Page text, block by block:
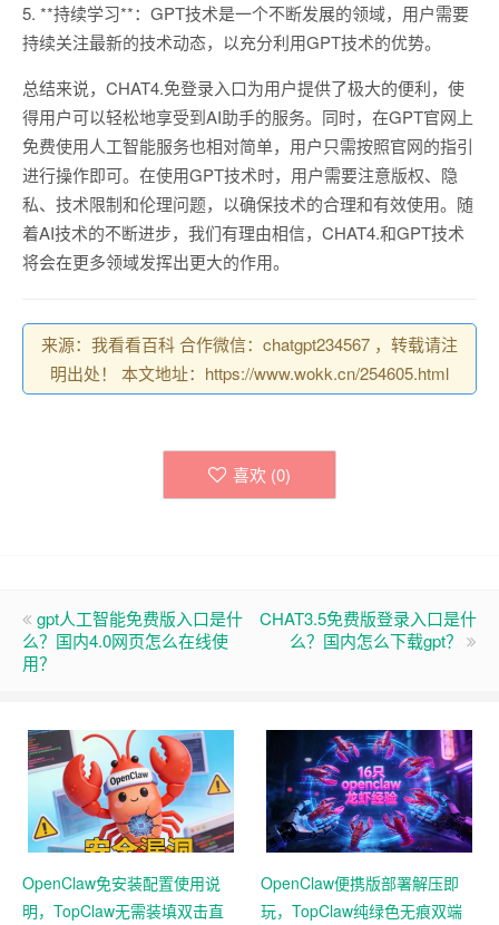
5. **持续学习**：GPT技术是一个不断发展的领域，用户需要
持续关注最新的技术动态，以充分利用GPT技术的优势。
总结来说，CHAT4.免登录入口为用户提供了极大的便利，使
得用户可以轻松地享受到AI助手的服务。同时，在GPT官网上
免费使用人工智能服务也相对简单，用户只需按照官网的指引
进行操作即可。在使用GPT技术时，用户需要注意版权、隐
私、技术限制和伦理问题，以确保技术的合理和有效使用。随
着AI技术的不断进步，我们有理由相信，CHAT4.和GPT技术
将会在更多领域发挥出更大的作用。
来源：我看看百科 合作微信：chatgpt234567 ，转载请注
明出处！ 本文地址：https://www.wokk.cn/254605.html
喜欢 (0)
gpt人工智能免费版入口是什
么？国内4.0网页怎么在线使
用？
CHAT3.5免费版登录入口是什
么？国内怎么下载gpt？
OpenClaw免安装配置使用说
明，TopClaw无需装填双击直
OpenClaw便携版部署解压即
玩，TopClaw纯绿色无痕双端